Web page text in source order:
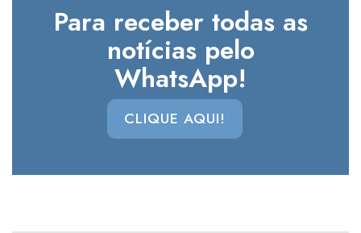
Para receber todas as
notícias pelo
WhatsApp!
CLIQUE AQUI!